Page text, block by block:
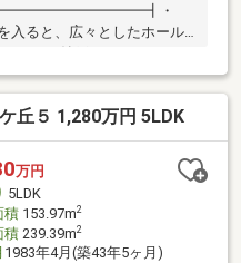
・
入ると、広々としたホール
め、広々とお使い頂けま
地内は高低差のな
一本入っており、人目が気
丘５ 1,280万円 5LDK
万円
5LDK
積153.97m2
積239.39m2
1983年4月(築43年5ヶ月)